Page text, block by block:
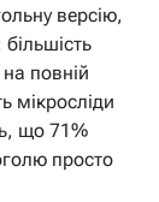
версію,
повній
мікросліди
що 71%
просто